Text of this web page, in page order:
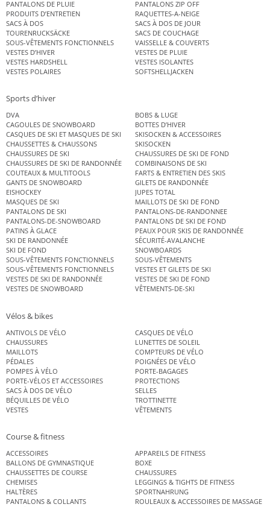
PANTALONS DE PLUIE
PANTALONS ZIP OFF
PRODUITS D’ENTRETIEN
RAQUETTES-A-NEIGE
SACS À DOS
SACS À DOS DE JOUR
TOURENRUCKSÄCKE
SACS DE COUCHAGE
SOUS-VÊTEMENTS FONCTIONNELS
VAISSELLE & COUVERTS
VESTES D’HIVER
VESTES DE PLUIE
VESTES HARDSHELL
VESTES ISOLANTES
VESTES POLAIRES
SOFTSHELLJACKEN
Sports d’hiver
DVA
BOBS & LUGE
CAGOULES DE SNOWBOARD
BOTTES D’HIVER
CASQUES DE SKI ET MASQUES DE SKI
SKISOCKEN & ACCESSOIRES
CHAUSSETTES & CHAUSSONS
SKISOCKEN
CHAUSSURES DE SKI
CHAUSSURES DE SKI DE FOND
CHAUSSURES DE SKI DE RANDONNÉE
COMBINAISONS DE SKI
COUTEAUX & MULTITOOLS
FARTS & ENTRETIEN DES SKIS
GANTS DE SNOWBOARD
GILETS DE RANDONNÉE
EISHOCKEY
JUPES TOTAL
MASQUES DE SKI
MAILLOTS DE SKI DE FOND
PANTALONS DE SKI
PANTALONS-DE-RANDONNEE
PANTALONS-DE-SNOWBOARD
PANTALONS DE SKI DE FOND
PATINS À GLACE
PEAUX POUR SKIS DE RANDONNÉE
SKI DE RANDONNÉE
SÉCURITÉ-AVALANCHE
SKI DE FOND
SNOWBOARDS
SOUS-VÊTEMENTS FONCTIONNELS
SOUS-VÊTEMENTS
SOUS-VÊTEMENTS FONCTIONNELS
VESTES ET GILETS DE SKI
VESTES DE SKI DE RANDONNÉE
VESTES DE SKI DE FOND
VESTES DE SNOWBOARD
VÊTEMENTS-DE-SKI
Vélos & bikes
ANTIVOLS DE VÉLO
CASQUES DE VÉLO
CHAUSSURES
LUNETTES DE SOLEIL
MAILLOTS
COMPTEURS DE VÉLO
PÉDALES
POIGNÉES DE VÉLO
POMPES À VÉLO
PORTE-BAGAGES
PORTE-VÉLOS ET ACCESSOIRES
PROTECTIONS
SACS À DOS DE VÉLO
SELLES
BÉQUILLES DE VÉLO
TROTTINETTE
VESTES
VÊTEMENTS
Course & fitness
ACCESSOIRES
APPAREILS DE FITNESS
BALLONS DE GYMNASTIQUE
BOXE
CHAUSSETTES DE COURSE
CHAUSSURES
CHEMISES
LEGGINGS & TIGHTS DE FITNESS
HALTÈRES
SPORTNAHRUNG
PANTALONS & COLLANTS
ROULEAUX & ACCESSOIRES DE MASSAGE